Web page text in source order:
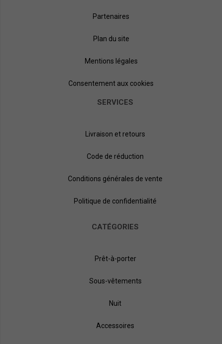
Partenaires
Plan du site
Mentions légales
Consentement aux cookies
SERVICES
Livraison et retours
Code de réduction
Conditions générales de vente
Politique de confidentialité
CATÉGORIES
Prêt-à-porter
Sous-vêtements
Nuit
Accessoires